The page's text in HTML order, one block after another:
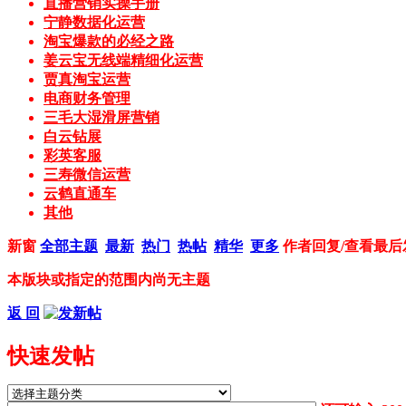
宁静数据化运营
淘宝爆款的必经之路
姜云宝无线端精细化运营
贾真淘宝运营
电商财务管理
三毛大湿滑屏营销
白云钻展
彩英客服
三寿微信运营
云鹤直通车
其他
新窗 全部主题 最新 热门 热帖 精华 更多 作者回复/查看最后
本版块或指定的范围内尚无主题
返 回
快速发帖